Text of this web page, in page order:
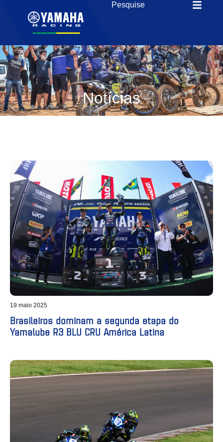
Notícias
19 maio 2025
Brasileiros dominam a segunda etapa do
Yamalube R3 BLU CRU América Latina